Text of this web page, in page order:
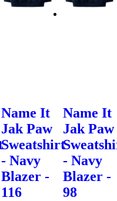
Name It
Jak Paw
Sweatshirt
- Navy
Blazer -
116
Name It
Jak Paw
- Navy
Blazer -
98